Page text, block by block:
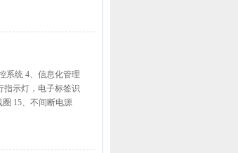
系统 4、信息化管理
指示灯，电子标签识
15、不间断电源